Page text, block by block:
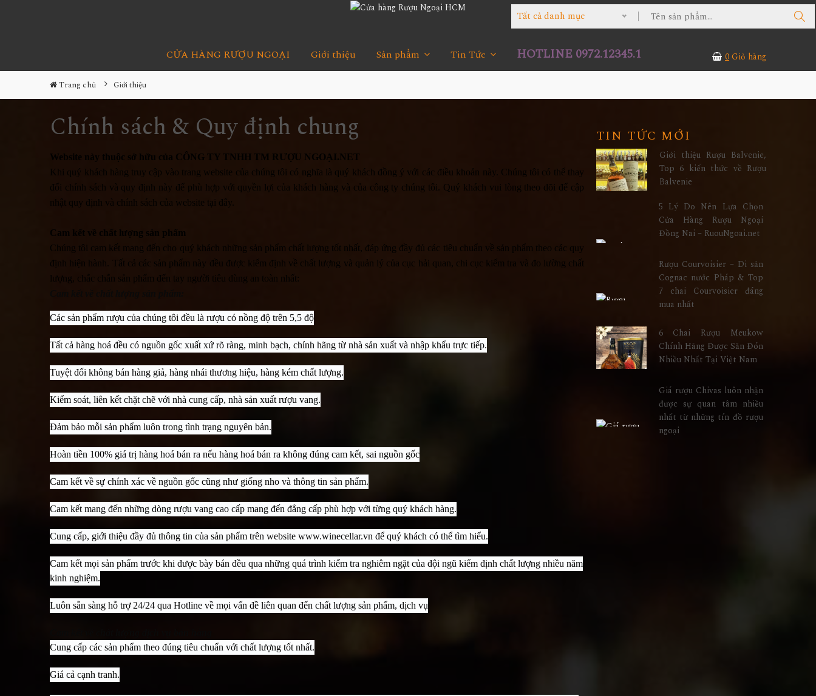
Tất cả danh mục
CỬA HÀNG RƯỢU NGOẠI Giới thiệu Sản phẩm Tin Tức HOTLINE 0972.12345.1 0Giỏ hàng
Trang chủ Giới thiệu
Chính sách & Quy định chung
Website này thuộc sở hữu của CÔNG TY TNHH TM RƯỢU NGOẠI.NET
Khi quý khách hàng truy cập vào trang website của chúng tôi có nghĩa là quý khách đồng ý với các điều khoản này. Chúng tôi có thể thay
đổi chính sách và quy định này để phù hợp với quyền lợi của khách hàng và của công ty chúng tôi. Quý khách vui lòng theo dõi để cập
nhật quy định và chính sách của website tại đây.
Cam kết về chất lượng sản phẩm
Chúng tôi cam kết mang đến cho quý khách những sản phẩm chất lượng tốt nhất, đáp ứng đầy đủ các tiêu chuẩn về sản phẩm theo các quy
định hiện hành. Tất cả các sản phẩm này đều được kiểm định về chất lượng và quản lý của cục hải quan, chi cục kiểm tra và đo lường chất
lượng, chắc chắn sản phẩm đến tay người tiêu dùng an toàn nhất:
Các sản phẩm rượu của chúng tôi đều là rượu có nồng độ trên 5,5 độ
Tất cả hàng hoá đều có nguồn gốc xuất xứ rõ ràng, minh bạch, chính hãng từ nhà sản xuất và nhập khẩu trực tiếp.
Tuyệt đối không bán hàng giả, hàng nhái thương hiệu, hàng kém chất lượng.
Kiểm soát, liên kết chặt chẽ với nhà cung cấp, nhà sản xuất rượu vang.
Đảm bảo mỗi sản phẩm luôn trong tình trạng nguyên bản.
Hoàn tiền 100% giá trị hàng hoá bán ra nếu hàng hoá bán ra không đúng cam kết, sai nguồn gốc
Cam kết về sự chính xác về nguồn gốc cũng như giống nho và thông tin sản phẩm.
Cam kết mang đến những dòng rượu vang cao cấp mang đến đẳng cấp phù hợp với từng quý khách hàng.
Cung cấp, giới thiệu đầy đủ thông tin của sản phẩm trên website www.winecellar.vn để quý khách có thể tìm hiểu.
Cam kết mọi sản phẩm trước khi được bày bán đều qua những quá trình kiểm tra nghiêm ngặt của đội ngũ kiểm định chất lượng nhiều năm
kinh nghiệm.
Luôn sẵn sàng hỗ trợ 24/24 qua Hotline về mọi vấn đề liên quan đến chất lượng sản phẩm, dịch vụ
Cung cấp các sản phẩm theo đúng tiêu chuẩn với chất lượng tốt nhất.
Giá cả cạnh tranh.
TIN TỨC MỚI
Giới thiệu Rượu Balvenie,
Top 6 kiến thức về Rượu
Balvenie
5 Lý Do Nên Lựa Chọn
Cửa Hàng Rượu Ngoại
Đồng Nai – RuouNgoai.net
Rượu Courvoisier – Di sản
Cognac nước Pháp & Top
7 chai Courvoisier đáng
mua nhất
6 Chai Rượu Meukow
Chính Hãng Được Săn Đón
Nhiều Nhất Tại Việt Nam
Giá rượu Chivas luôn nhận
được sự quan tâm nhiều
nhất từ những tín đồ rượu
ngoại